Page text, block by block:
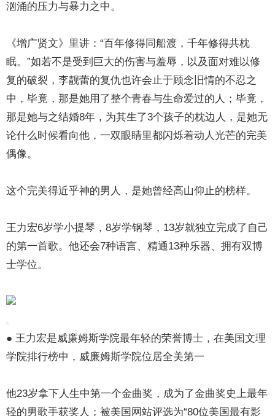
汹涌的压力与暴力之中。
《增广贤文》里讲：“百年修得同船渡，千年修得共枕
眠。”如若不是受到巨大的伤害与羞辱，以及面对难以修
复的破裂，李靓蕾的复仇也许会止于顾念旧情的不忍之
中，毕竟，那是她用了整个青春与生命爱过的人；毕竟，
那是她与之结婚8年，为其生了3个孩子的枕边人，是她无
论什么时候看向他，一双眼睛里都闪烁着动人光芒的完美
偶像。
这个完美得近乎神的男人，是她曾经高山仰止的榜样。
王力宏6岁学小提琴，8岁学钢琴，13岁就独立完成了自己
的第一首歌。他还会7种语言、精通13种乐器、拥有双博
士学位。
● 王力宏是威廉姆斯学院最年轻的荣誉博士，在美国文理
学院排行榜中，威廉姆斯学院位居全美第一
他23岁拿下人生中第一个金曲奖，成为了金曲奖史上最年
轻的男歌手获奖人；被美国网站评选为“80位美国最有影